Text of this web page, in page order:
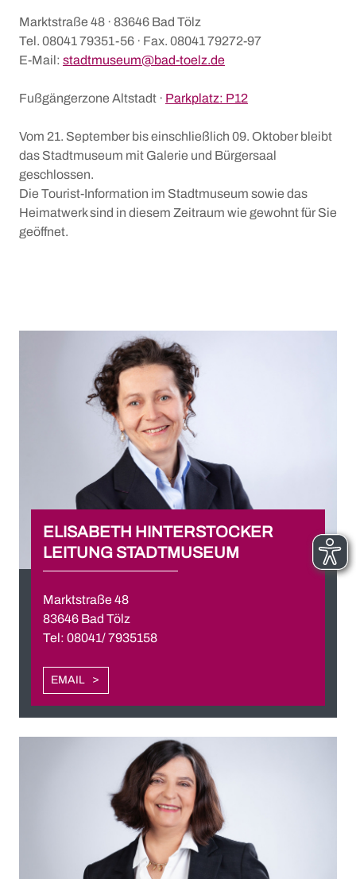
Marktstraße 48 · 83646 Bad Tölz
Tel. 08041 79351-56 · Fax. 08041 79272-97
E-Mail: stadtmuseum@bad-toelz.de
Fußgängerzone Altstadt · Parkplatz: P12
Vom 21. September bis einschließlich 09. Oktober bleibt
das Stadtmuseum mit Galerie und Bürgersaal
geschlossen.
Die Tourist-Information im Stadtmuseum sowie das
Heimatwerk sind in diesem Zeitraum wie gewohnt für Sie
geöffnet.
ELISABETH HINTERSTOCKER
LEITUNG STADTMUSEUM
Marktstraße 48
83646 Bad Tölz
Tel: 08041/ 7935158
EMAIL